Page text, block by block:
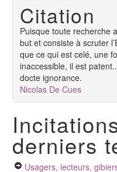
Citation
Puisque toute recherche
but et consiste à scruter
que ce qui est celé, une
inaccessible, il est
docte ignorance.
Nicolas De Cues
derniers
Usagers, lecteurs,